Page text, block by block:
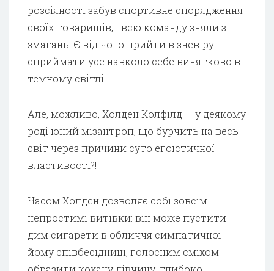
розсіяності забув спортивне спорядження
своїх товаришів, і всю команду зняли зі
змагань. Є від чого прийти в зневіру і
сприймати усе навколо себе винятково в
темному світлі.
Але, можливо, Холден Колфілд — у деякому
роді юний мізантроп, що бурчить на весь
світ через причини суто егоїстичної
властивості?!
Часом Холден дозволяє собі зовсім
непростимі витівки: він може пустити
дим сигарети в обличчя симпатичної
йому співбесідниці, голосним сміхом